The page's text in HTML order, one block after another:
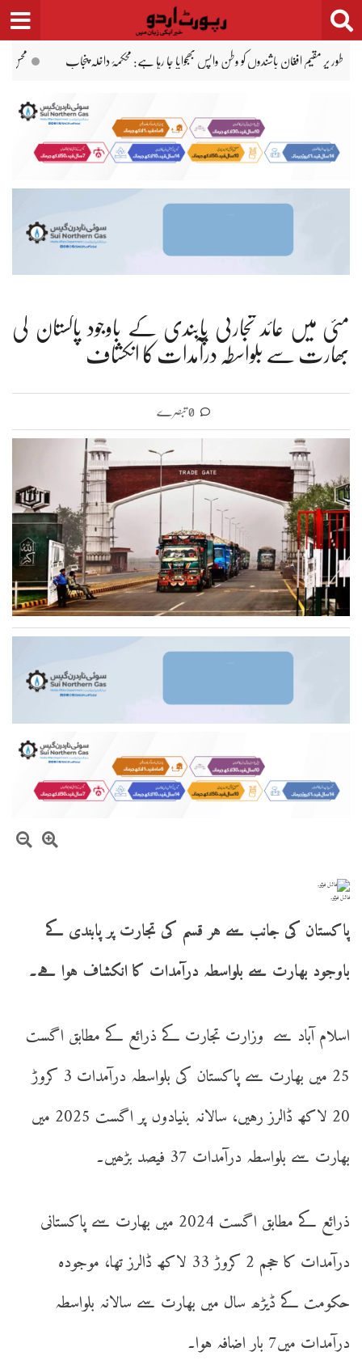
Skip
to
کا علامہ اقبال انٹرنیشنل ایئرپورٹ کا دورہ، امیگریشن عمل تیز کرنے کی ہدایت کراچی:
مئی میں عائد تجارتی پابندی کے باوجود پاکستان کی
بھارت سے بلواسطہ درآمدات کا انکشاف
0 تبصرے
فائل فوٹو۔
پاکستان کی جانب سے ہر قسم کی تجارت پر پابندی کے
باوجود بھارت سے بلواسطہ درآمدات کا انکشاف ہوا ہے۔
اسلام آباد سے وزارت تجارت کے ذرائع کے مطابق اگست
25 میں بھارت سے پاکستان کی بلواسطہ درآمدات 3 کروڑ
20 لاکھ ڈالرز رہیں، سالانہ بنیادوں پر اگست 2025 میں
بھارت سے بلواسطہ درآمدات 37 فیصد بڑھیں۔
ذرائع کے مطابق اگست 2024 میں بھارت سے پاکستانی
درآمدات کا حجم 2 کروڑ 33 لاکھ ڈالرز تھا، موجودہ
حکومت کے ڈیڑھ سال میں بھارت سے سالانہ بلواسطہ
درآمدات میں7 بار اضافہ ہوا۔